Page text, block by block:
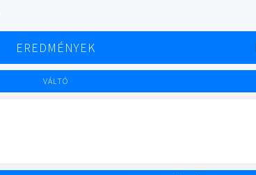
EREDMÉNYEK
VÁLTÓ